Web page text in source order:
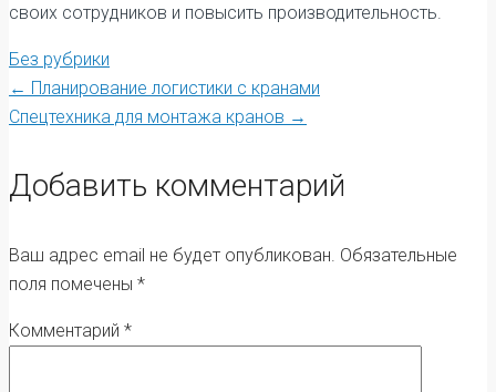
своих сотрудников и повысить производительность.
Без рубрики
Post
navigation
← Планирование логистики с кранами
Спецтехника для монтажа кранов →
Добавить комментарий
Ваш адрес email не будет опубликован. Обязательные
поля помечены *
Комментарий *